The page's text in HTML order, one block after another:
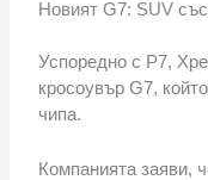
Новият G7: SUV
Успоредно с P7,
кросоувър G7,
чипа.
Компанията заяви,